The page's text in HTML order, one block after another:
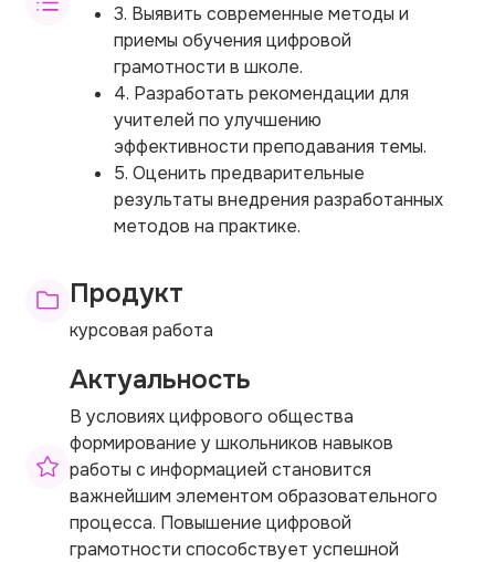
3. Выявить современные методы и
приемы обучения цифровой
грамотности в школе.
4. Разработать рекомендации для
учителей по улучшению
эффективности преподавания темы.
5. Оценить предварительные
результаты внедрения разработанных
методов на практике.
Продукт
курсовая работа
Актуальность
В условиях цифрового общества
формирование у школьников навыков
работы с информацией становится
важнейшим элементом образовательного
процесса. Повышение цифровой
грамотности способствует успешной